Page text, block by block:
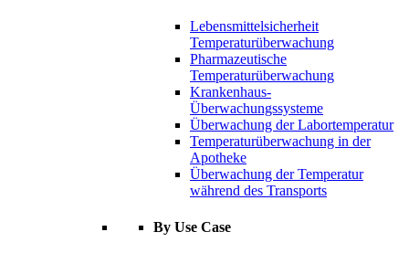
Lebensmittelsicherheit
Temperaturüberwachung
Pharmazeutische
Temperaturüberwachung
Krankenhaus-
Überwachungssysteme
Überwachung der Labortemperatur
Temperaturüberwachung in der
Apotheke
Überwachung der Temperatur
während des Transports
By Use Case